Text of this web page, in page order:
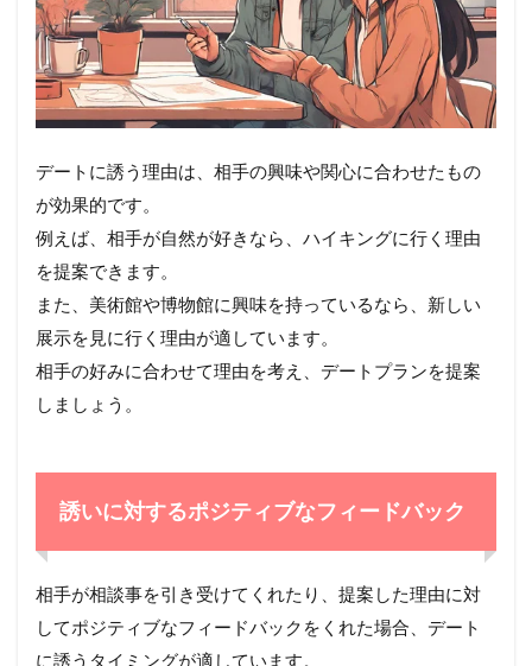
デートに誘う理由は、相手の興味や関心に合わせたもの
が効果的です。
例えば、相手が自然が好きなら、ハイキングに行く理由
を提案できます。
また、美術館や博物館に興味を持っているなら、新しい
展示を見に行く理由が適しています。
相手の好みに合わせて理由を考え、デートプランを提案
しましょう。
誘いに対するポジティブなフィードバック
相手が相談事を引き受けてくれたり、提案した理由に対
してポジティブなフィードバックをくれた場合、デート
に誘うタイミングが適しています。